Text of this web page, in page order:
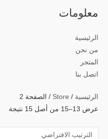
معلومات
الرئيسية
من نحن
المتجر
اتصل بنا
الرئيسية /
Store / الصفحة 2
عرض 13–15 من أصل 15 نتيجة